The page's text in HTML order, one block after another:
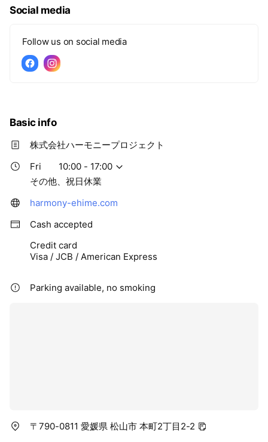
Social media
Follow us on social media
Basic info
株式会社ハーモニープロジェクト
Fri
10:00 - 17:00
その他、祝日休業
harmony-ehime.com
Cash accepted
Credit card
Visa / JCB / American Express
Parking available, no smoking
〒790-0811 愛媛県 松山市 本町2丁目2-2